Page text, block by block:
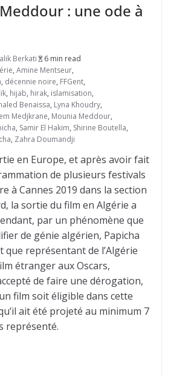
: une ode à
Berkati
6 min read
, Amine Mentseur,
, décennie noire, FFGent,
, hijab, hirak, islamisation,
Benaissa, Lyna Khoudry,
Medjkrane, Mounia Meddour,
, Samir El Hakim, Shirine Boutella,
, Zahra Doumandji
en Europe, et après avoir fait
de plusieurs festivals
à Cannes 2019 dans la section
la sortie du film en Algérie a
par un phénomène que
de génie algérien, Papicha
représentant de l’Algérie
étranger aux Oscars,
de faire une dérogation,
film soit éligible dans cette
ait été projeté au minimum 7
représenté.